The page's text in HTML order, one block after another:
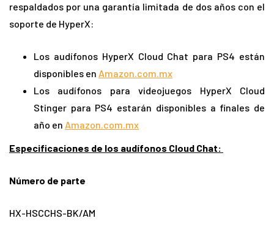
respaldados por una garantía limitada de dos años con el
soporte de HyperX:
Los audífonos HyperX Cloud Chat para PS4 están
disponibles en Amazon.com.mx
Los audífonos para videojuegos HyperX Cloud
Stinger para PS4 estarán disponibles a finales de
año en Amazon.com.mx
Especificaciones de los audífonos Cloud Chat:
Número de parte
HX-HSCCHS-BK/AM